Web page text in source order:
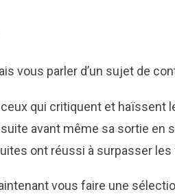
vous parler d’un sujet de
qui critiquent et haïssent
avant même sa sortie en
ont réussi à surpasser les
vous faire une